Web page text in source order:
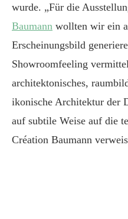
wurde. „Für die
Baumann wollten wir ein
Erscheinungsbild
Showroomfeeling
architektonisches,
ikonische Architektur der
auf subtile Weise auf die
Création Baumann